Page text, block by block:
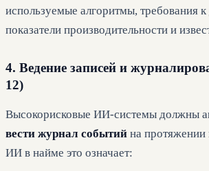
используемые алгоритмы, требования
показатели производительности и
4. Ведение записей и
12)
Высокорисковые ИИ-системы должны
вести журнал событий на протяжении
ИИ в найме это означает: